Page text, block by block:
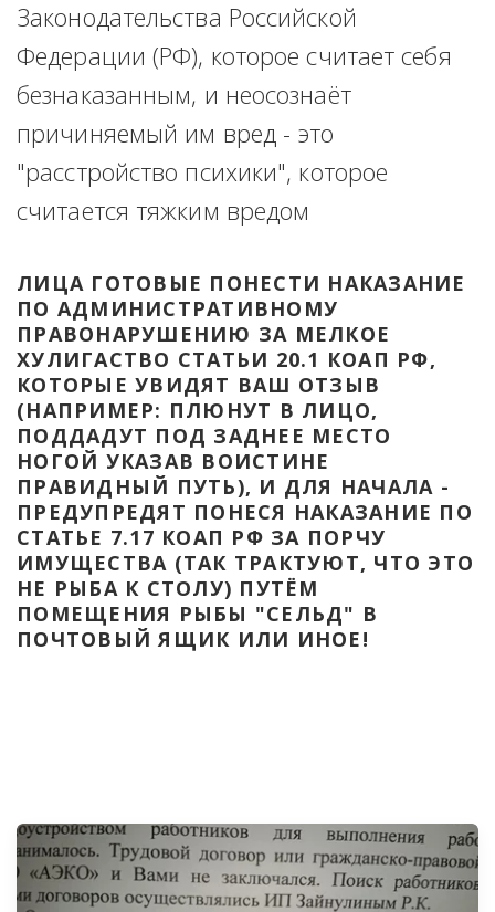
Законодательства Российской
Федерации (РФ), которое считает себя
безнаказанным, и неосознаёт
причиняемый им вред - это
"расстройство психики", которое
считается тяжким вредом
ЛИЦА ГОТОВЫЕ ПОНЕСТИ НАКАЗАНИЕ
ПО АДМИНИСТРАТИВНОМУ
ПРАВОНАРУШЕНИЮ ЗА МЕЛКОЕ
ХУЛИГАСТВО СТАТЬИ 20.1 КОАП РФ,
КОТОРЫЕ УВИДЯТ ВАШ ОТЗЫВ
(НАПРИМЕР: ПЛЮНУТ В ЛИЦО,
ПОДДАДУТ ПОД ЗАДНЕЕ МЕСТО
НОГОЙ УКАЗАВ ВОИСТИНЕ
ПРАВИДНЫЙ ПУТЬ), И ДЛЯ НАЧАЛА -
ПРЕДУПРЕДЯТ ПОНЕСЯ НАКАЗАНИЕ ПО
СТАТЬЕ 7.17 КОАП РФ ЗА ПОРЧУ
ИМУЩЕСТВА (ТАК ТРАКТУЮТ, ЧТО ЭТО
НЕ РЫБА К СТОЛУ) ПУТЁМ
ПОМЕЩЕНИЯ РЫБЫ "СЕЛЬД" В
ПОЧТОВЫЙ ЯЩИК ИЛИ ИНОЕ!